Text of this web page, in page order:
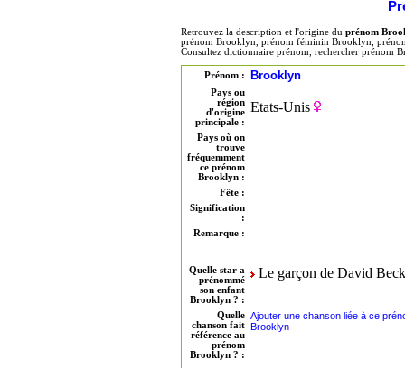
Retrouvez la description et l'origine du prénom
prénom Brooklyn, prénom féminin Brooklyn,
Consultez dictionnaire prénom, rechercher prénom
Prénom : Brooklyn
Pays ou
région
d'origine
principale :
Etats-Unis
Pays où on
trouve
fréquemment
ce prénom
Brooklyn :
Fête :
Signification
:
Remarque :
Quelle star a
prénommé
son enfant
Brooklyn ? :
Le garçon de David
Quelle
chanson fait
référence au
prénom
Brooklyn ? :
Ajouter une chanson liée à ce
Brooklyn